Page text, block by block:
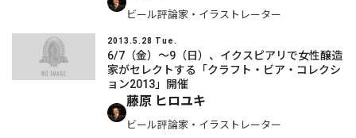
ビール評論家・イラストレーター
2013.5.28 Tue.
6/7（金）～9（日）、イクスピアリで女性醸造
家がセレクトする「クラフト・ビア・コレクシ
ョン2013」開催
藤原 ヒロユキ
ビール評論家・イラストレーター